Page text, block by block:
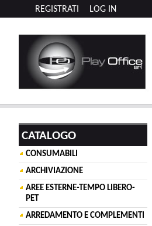
LOG IN
REGISTRATI
CATALOGO
CONSUMABILI
ARCHIVIAZIONE
AREE ESTERNE-TEMPO LIBERO-
PET
ARREDAMENTO E COMPLEMENTI